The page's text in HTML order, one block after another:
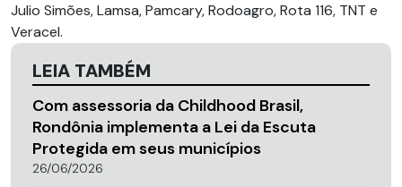
Julio Simões, Lamsa, Pamcary, Rodoagro, Rota 116, TNT e
Veracel.
LEIA TAMBÉM
Com assessoria da Childhood Brasil,
Rondônia implementa a Lei da Escuta
Protegida em seus municípios
26/06/2026